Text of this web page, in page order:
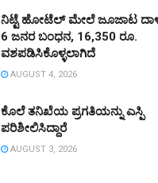
ನಿಟ್ಟೆ ಹೋಟೆಲ್ ಮೇಲೆ ಜೂಜಾಟ
6 ಜನರ ಬಂಧನ, 16,350 ರೂ.
ವಶಪಡಿಸಿಕೊಳ್ಳಲಾಗಿದೆ
AUGUST 4, 2026
ಕೊಲೆ ತನಿಖೆಯ ಪ್ರಗತಿಯನ್ನು ಎಸ್ಪಿ
ಪರಿಶೀಲಿಸಿದ್ದಾರೆ
AUGUST 3, 2026